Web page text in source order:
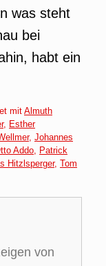
was steht
bei
habt ein
mit Almuth
, Esther
, Johannes
Addo Patrick
Hitzlsperger, Tom
von